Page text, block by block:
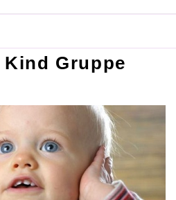
Gruppe